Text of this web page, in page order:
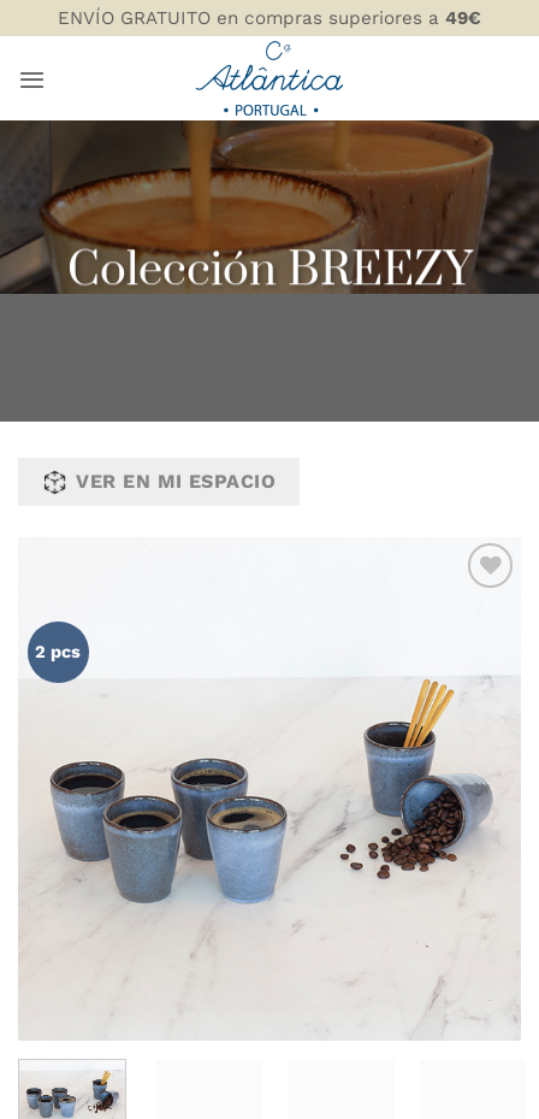
al
contenido
ENVÍO GRATUITO en compras superiores a 49€
Colección BREEZY
VER EN MI ESPACIO
2 pcs